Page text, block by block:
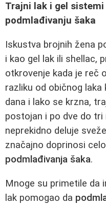
Trajni lak i gel sistemi
podmlađivanju šaka
Iskustva brojnih žena
i kao gel lak ili shellac,
otkrovenje kada je reč o
razliku od običnog
dana i lako se krzna,
postojan i po dve do tri
neprekidno deluje
značajno doprinosi
podmlađivanja šaka.
Mnoge su primetile da
lak pomogao da